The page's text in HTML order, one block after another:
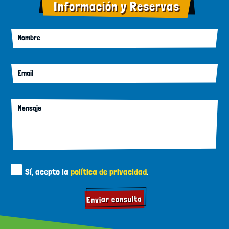
Información y Reservas
Nombre
Email
Mensaje
Sí, acepto la política de privacidad.
Enviar consulta